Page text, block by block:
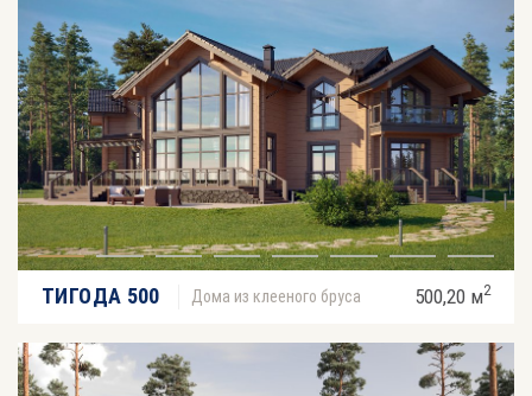
ТИГОДА 500 Дома из клееного бруса 500,20 м2